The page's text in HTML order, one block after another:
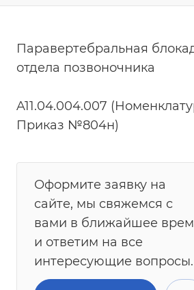
Паравертебральная
отдела позвоночника
A11.04.004.007
Приказ №804н)
Оформите заявку на
сайте, мы свяжемся с
вами в ближайшее
и ответим на все
интересующие вопросы.